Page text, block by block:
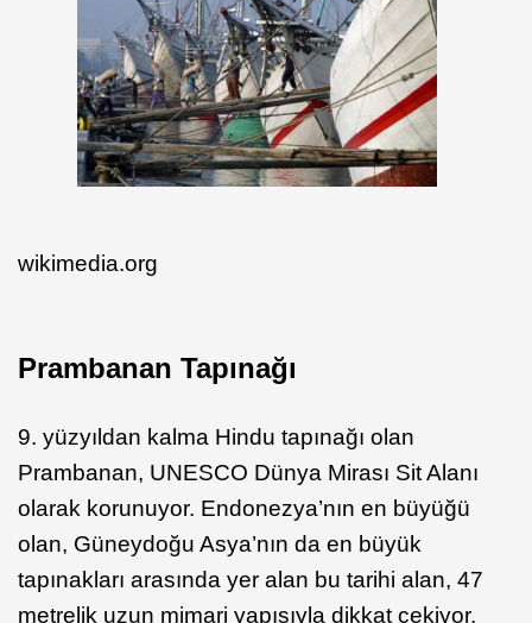
wikimedia.org
Prambanan Tapınağı
9. yüzyıldan kalma Hindu tapınağı olan
Prambanan, UNESCO Dünya Mirası Sit Alanı
olarak korunuyor. Endonezya’nın en büyüğü
olan, Güneydoğu Asya’nın da en büyük
tapınakları arasında yer alan bu tarihi alan, 47
metrelik uzun mimari yapısıyla dikkat çekiyor.